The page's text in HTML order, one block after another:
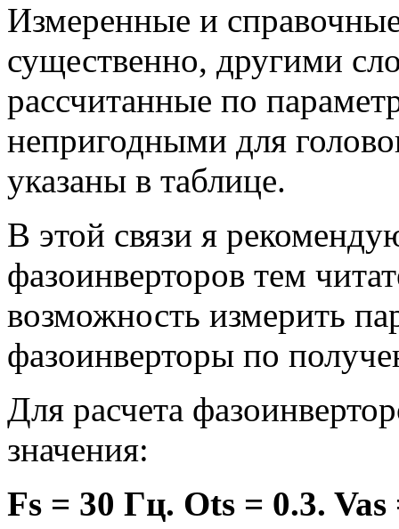
Измеренные и
существенно, другими
рассчитанные по
непригодными для
указаны в таблице.
В этой связи я
фазоинверторов тем
возможность измерить
фазоинверторы по
Для расчета
значения:
Fs = 30 Гц. Ots = 0.3. Vas